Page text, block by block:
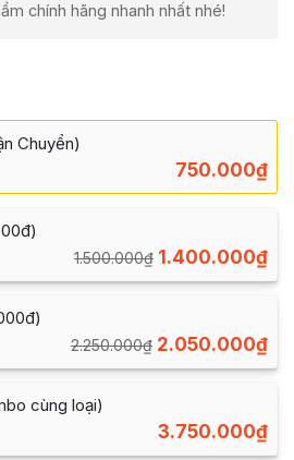
chính hãng nhanh nhất nhé!
Chuyển)
750.000₫
1.500.000₫ 1.400.000₫
2.250.000₫ 2.050.000₫
cùng loại)
3.750.000₫